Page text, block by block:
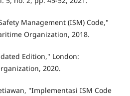
Management (ISM) Code,"
Organization, 2018.
Edition," London:
2020.
"Implementasi ISM Code